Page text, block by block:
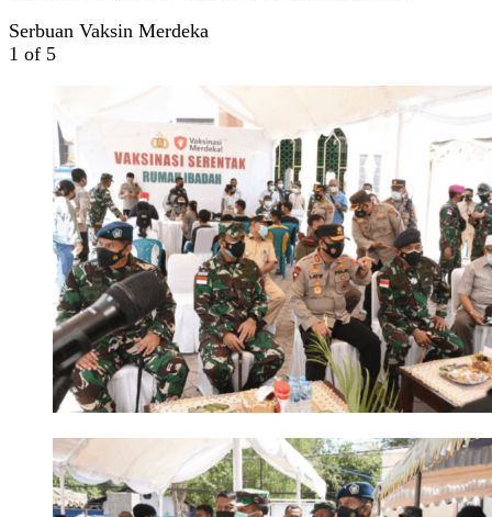
Serbuan Vaksin Merdeka
1 of 5